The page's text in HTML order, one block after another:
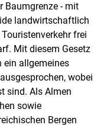
Baumgrenze - mit
landwirtschaftlich
frei
Mit diesem Gesetz
ein allgemeines
wobei
sind. Als Almen
sowie
Bergen